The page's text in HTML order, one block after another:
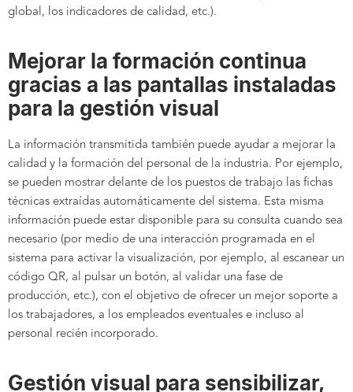
global, los indicadores de calidad, etc.).
Mejorar la formación continua
gracias a las pantallas instaladas
para la gestión visual
La información transmitida también puede ayudar a mejorar la
calidad y la formación del personal de la industria. Por ejemplo,
se pueden mostrar delante de los puestos de trabajo las fichas
técnicas extraídas automáticamente del sistema. Esta misma
información puede estar disponible para su consulta cuando sea
necesario (por medio de una interacción programada en el
sistema para activar la visualización, por ejemplo, al escanear un
código QR, al pulsar un botón, al validar una fase de
producción, etc.), con el objetivo de ofrecer un mejor soporte a
los trabajadores, a los empleados eventuales e incluso al
personal recién incorporado.
Gestión visual para sensibilizar,